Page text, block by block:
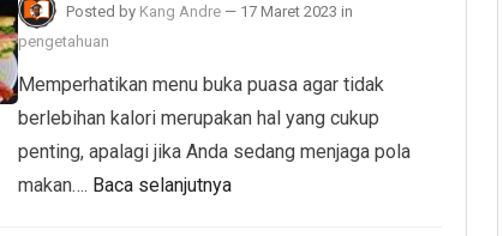
Posted by Kang Andre — 17 Maret 2023 in
pengetahuan
Memperhatikan menu buka puasa agar tidak
berlebihan kalori merupakan hal yang cukup
penting, apalagi jika Anda sedang menjaga pola
makan…. Baca selanjutnya